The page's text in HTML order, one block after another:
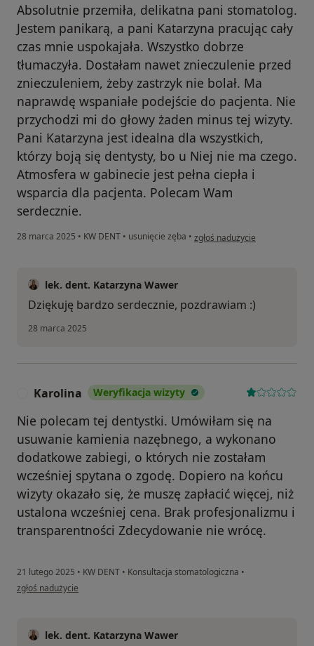
Absolutnie przemiła, delikatna pani stomatolog.
Jestem panikarą, a pani Katarzyna pracując cały
czas mnie uspokajała. Wszystko dobrze
tłumaczyła. Dostałam nawet znieczulenie przed
znieczuleniem, żeby zastrzyk nie bolał. Ma
naprawdę wspaniałe podejście do pacjenta. Nie
przychodzi mi do głowy żaden minus tej wizyty.
Pani Katarzyna jest idealna dla wszystkich,
którzy boją się dentysty, bo u Niej nie ma czego.
Atmosfera w gabinecie jest pełna ciepła i
wsparcia dla pacjenta. Polecam Wam
serdecznie.
28 marca 2025 • KW DENT • usunięcie zęba • w opinii użytkownika
zgłoś nadużycie
lek. dent. Katarzyna Wawer
Dziękuję bardzo serdecznie, pozdrawiam :)
28 marca 2025
Karolina Weryfikacja wizyty
Nie polecam tej dentystki. Umówiłam się na
usuwanie kamienia nazębnego, a wykonano
dodatkowe zabiegi, o których nie zostałam
wcześniej spytana o zgodę. Dopiero na końcu
wizyty okazało się, że muszę zapłacić więcej, niż
ustalona wcześniej cena. Brak profesjonalizmu i
transparentności Zdecydowanie nie wrócę.
21 lutego 2025 • KW DENT • Konsultacja stomatologiczna •
w opinii użytkownika Karolina
zgłoś nadużycie
lek. dent. Katarzyna Wawer